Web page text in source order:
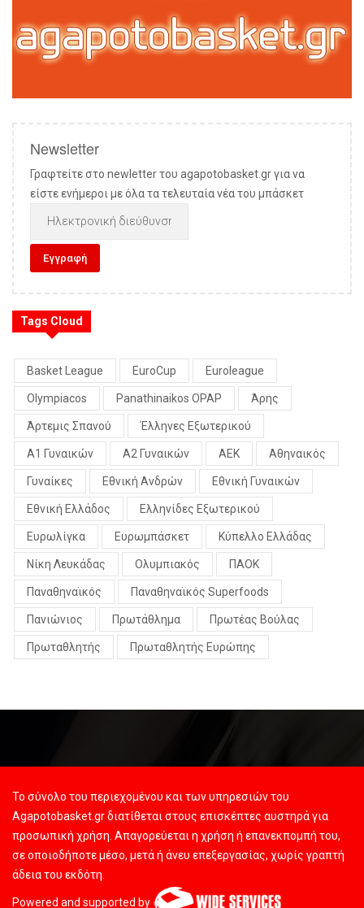
Newsletter
Γραφτείτε στο newletter του agapotobasket.gr για να
είστε ενήμεροι με όλα τα τελευταία νέα του μπάσκετ
Tags Cloud
Basket League EuroCup Euroleague
Olympiacos Panathinaikos OPAP Άρης
Άρτεμις Σπανού Έλληνες Εξωτερικού
Α1 Γυναικών Α2 Γυναικών ΑΕΚ Αθηναικός
Γυναίκες Εθνική Ανδρών Εθνική Γυναικών
Εθνική Ελλάδος Ελληνίδες Εξωτερικού
Ευρωλίγκα Ευρωμπάσκετ Κύπελλο Ελλάδας
Νίκη Λευκάδας Ολυμπιακός ΠΑΟΚ
Παναθηναϊκός Παναθηναϊκός Superfoods
Πανιώνιος Πρωτάθλημα Πρωτέας Βούλας
Πρωταθλητής Πρωταθλητής Ευρώπης
Το σύνολο του περιεχομένου και των υπηρεσιών του
Agapotobasket.gr διατίθεται στους επισκέπτες αυστηρά για
προσωπική χρήση. Απαγορεύεται η χρήση ή επανεκπομπή του,
σε οποιοδήποτε μέσο, μετά ή άνευ επεξεργασίας, χωρίς γραπτή
άδεια του εκδότη.
Powered and supported by